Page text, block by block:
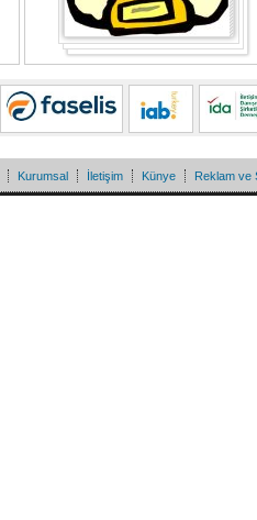
Kurumsal İletişim Künye Reklam ve